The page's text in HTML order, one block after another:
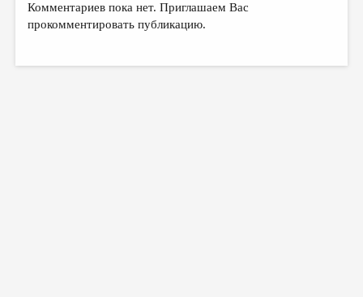
Комментариев пока нет. Приглашаем Вас
прокомментировать публикацию.